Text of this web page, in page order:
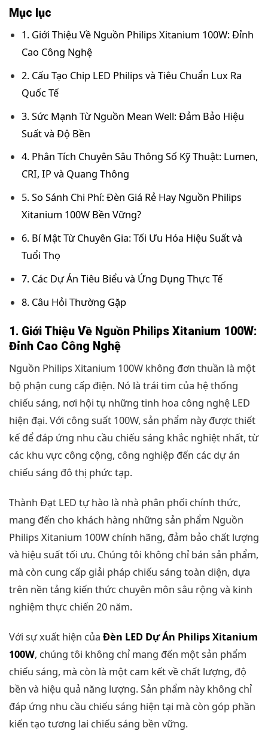
Mục lục
1. Giới Thiệu Về Nguồn Philips Xitanium 100W: Đỉnh
Cao Công Nghệ
2. Cấu Tạo Chip LED Philips và Tiêu Chuẩn Lux Ra
Quốc Tế
3. Sức Mạnh Từ Nguồn Mean Well: Đảm Bảo Hiệu
Suất và Độ Bền
4. Phân Tích Chuyên Sâu Thông Số Kỹ Thuật: Lumen,
CRI, IP và Quang Thông
5. So Sánh Chi Phí: Đèn Giá Rẻ Hay Nguồn Philips
Xitanium 100W Bền Vững?
6. Bí Mật Từ Chuyên Gia: Tối Ưu Hóa Hiệu Suất và
Tuổi Thọ
7. Các Dự Án Tiêu Biểu và Ứng Dụng Thực Tế
8. Câu Hỏi Thường Gặp
1. Giới Thiệu Về Nguồn Philips Xitanium 100W:
Đỉnh Cao Công Nghệ
Nguồn Philips Xitanium 100W không đơn thuần là một
bộ phận cung cấp điện. Nó là trái tim của hệ thống
chiếu sáng, nơi hội tụ những tinh hoa công nghệ LED
hiện đại. Với công suất 100W, sản phẩm này được thiết
kế để đáp ứng nhu cầu chiếu sáng khắc nghiệt nhất, từ
các khu vực công cộng, công nghiệp đến các dự án
chiếu sáng đô thị phức tạp.
Thành Đạt LED tự hào là nhà phân phối chính thức,
mang đến cho khách hàng những sản phẩm Nguồn
Philips Xitanium 100W chính hãng, đảm bảo chất lượng
và hiệu suất tối ưu. Chúng tôi không chỉ bán sản phẩm,
mà còn cung cấp giải pháp chiếu sáng toàn diện, dựa
trên nền tảng kiến thức chuyên môn sâu rộng và kinh
nghiệm thực chiến 20 năm.
Với sự xuất hiện của Đèn LED Dự Án Philips Xitanium
100W, chúng tôi không chỉ mang đến một sản phẩm
chiếu sáng, mà còn là một cam kết về chất lượng, độ
bền và hiệu quả năng lượng. Sản phẩm này không chỉ
đáp ứng nhu cầu chiếu sáng hiện tại mà còn góp phần
kiến tạo tương lai chiếu sáng bền vững.